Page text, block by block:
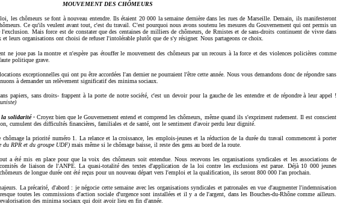
MOUVEMENT DES CHÔMEURS
les chômeurs se font à nouveau entendre. Ils étaient 20 000 la semaine dernière dans les rues de Marseille. Demain, ils manifesteront
Ce qu'ils veulent avant tout, c'est du travail. C'est pourquoi nous avons soutenu les mesures du Gouvernement qui ont permis un
Mais force est de constater que des centaines de milliers de chômeurs, de Rmistes et de sans-droits continuent de vivre dans
leurs organisations ont choisi de refuser l'intolérable plutôt que de s'y résigner. Nous partageons ce choix.
ne joue pas la montre et n'espère pas étouffer le mouvement des chômeurs par un recours à la force et des violences policières comme
politique grave.
exceptionnelles qui ont pu être accordées l'an dernier ne pourraient l'être cette année. Nous vous demandons donc de répondre sans
à demander un relèvement significatif des minima sociaux.
papiers, sans droits- frappent à la porte de notre société, c'est un devoir pour la gauche de les entendre et de répondre à leur appel !
la solidarité - Croyez bien que le Gouvernement entend et comprend les chômeurs, même quand ils s'expriment rudement. Il est conscient
cumulent des difficultés financières, familiales et de santé, ont le sentiment d'avoir perdu leur dignité.
la priorité numéro 1. La relance et la croissance, les emplois-jeunes et la réduction de la durée du travail commencent à porter
du RPR et du groupe UDF) mais même si le chômage baisse, il reste des gens au bord de la route.
a été mis en place pour que la voix des chômeurs soit entendue. Nous recevons les organisations syndicales et les associations de
comités de liaison de l'ANPE. La quasi-totalité des textes d'application de la loi contre les exclusions est parue. Déjà 10 000 jeunes
de longue durée ont été reçus pour un nouveau départ vers l'emploi et la qualification, ils seront 800 000 l'an prochain.
La précarité, d'abord : je négocie cette semaine avec les organisations syndicales et patronales en vue d'augmenter l'indemnisation
toutes les commissions d'action sociale d'urgence sont installées et il y a de l'argent, dans les Bouches-du-Rhône comme ailleurs.
des minima sociaux qui doit avoir lieu en fin d'année.